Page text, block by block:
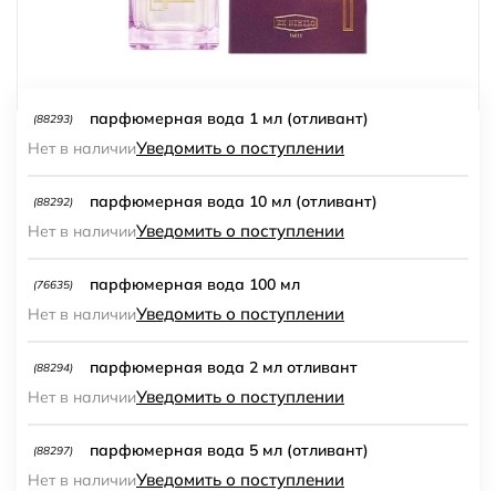
(88293)
парфюмерная вода 1 мл (отливант)
Нет в наличииУведомить о поступлении
(88292)
парфюмерная вода 10 мл (отливант)
Нет в наличииУведомить о поступлении
(76635)
парфюмерная вода 100 мл
Нет в наличииУведомить о поступлении
(88294)
парфюмерная вода 2 мл отливант
Нет в наличииУведомить о поступлении
(88297)
парфюмерная вода 5 мл (отливант)
Нет в наличииУведомить о поступлении